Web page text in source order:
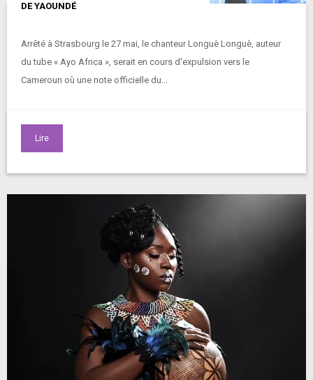
DE YAOUNDÉ
Arrêté à Strasbourg le 27 mai, le chanteur Longuè Longuè, auteur
du tube « Ayo Africa », serait en cours d'expulsion vers le
Cameroun où une note officielle du...
Lire